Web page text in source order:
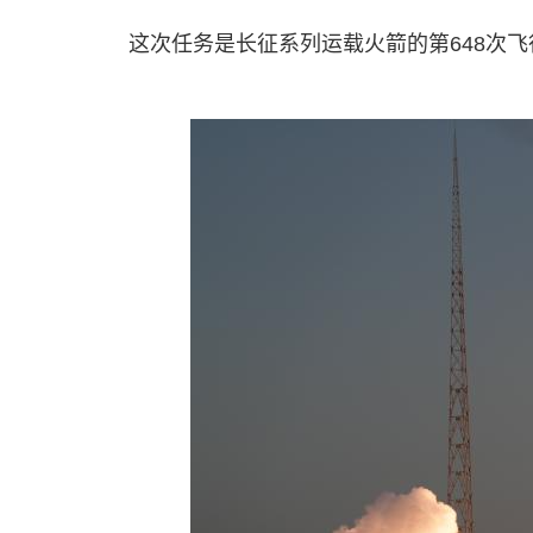
这次任务是长征系列运载火箭的第648次飞